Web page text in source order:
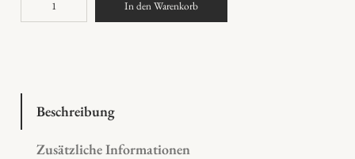
e
i
In den Warenkorb
Beschreibung
Zusätzliche Informationen